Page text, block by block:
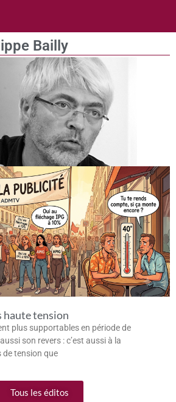
Bailly
haute tension
plus supportables en période de
son revers : c’est aussi à la
tension que
Tous les éditos